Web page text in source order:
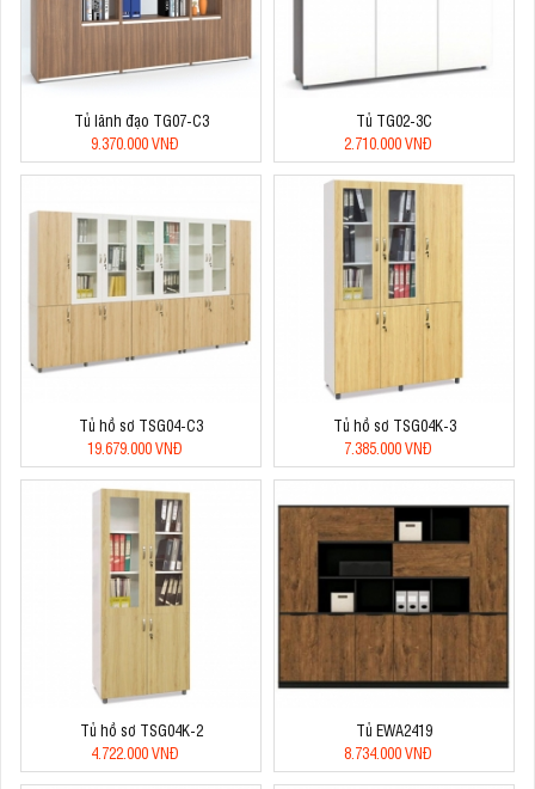
Tủ lãnh đạo TG07-C3
9.370.000 VNĐ
Tủ TG02-3C
2.710.000 VNĐ
Tủ hồ sơ TSG04-C3
19.679.000 VNĐ
Tủ hồ sơ TSG04K-3
7.385.000 VNĐ
Tủ hồ sơ TSG04K-2
4.722.000 VNĐ
Tủ EWA2419
8.734.000 VNĐ